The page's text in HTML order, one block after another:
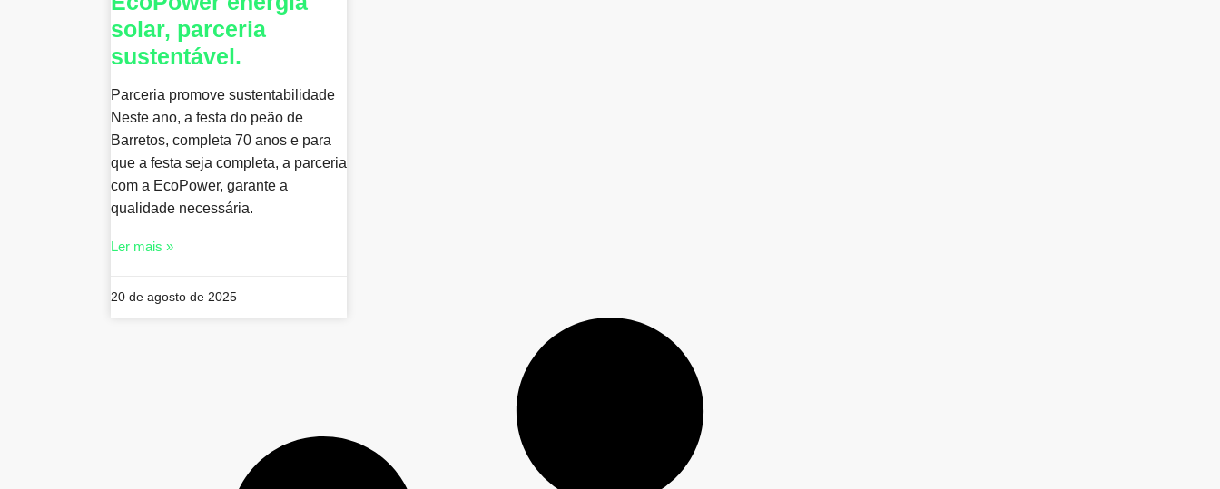
solar, parceria
sustentável.
Parceria promove sustentabilidade
Neste ano, a festa do peão de
Barretos, completa 70 anos e para
que a festa seja completa, a parceria
com a EcoPower, garante a
qualidade necessária.
Ler mais »
20 de agosto de 2025